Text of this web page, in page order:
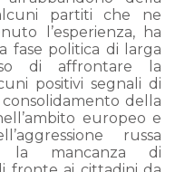
partiti che ne
l’esperienza, ha
fase politica di larga
di affrontare la
positivi segnali di
consolidamento della
europeo e
russa
la mancanza di